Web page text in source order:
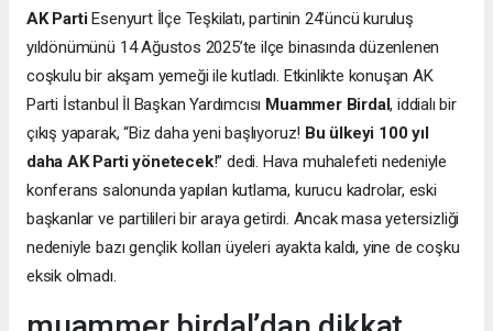
AK PartiEsenyurt İlçe Teşkilatı, partinin 24’üncü kuruluş
yıldönümünü 14 Ağustos 2025’te ilçe binasında düzenlenen
coşkulu bir akşam yemeği ile kutladı. Etkinlikte konuşan AK
Parti İstanbul İl Başkan Yardımcısı Muammer Birdal, iddialı bir
çıkış yaparak, “Biz daha yeni başlıyoruz! Bu ülkeyi 100 yıl
daha AK Parti yönetecek!” dedi. Hava muhalefeti nedeniyle
konferans salonunda yapılan kutlama, kurucu kadrolar, eski
başkanlar ve partilileri bir araya getirdi. Ancak masa yetersizliği
nedeniyle bazı gençlik kolları üyeleri ayakta kaldı, yine de coşku
eksik olmadı.